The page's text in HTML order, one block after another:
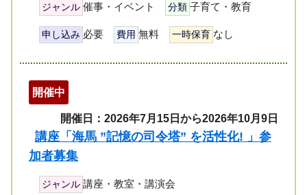
ジャンル 催事・イベント 分類 子育て・教育
申し込み 必要 費用 無料 一時保育 なし
開催中
開催日：2026年7月15日から2026年10月9日
講座「海馬 ”記憶の司令塔” を活性化! 」参
加者募集
ジャンル 講座・教室・講演会